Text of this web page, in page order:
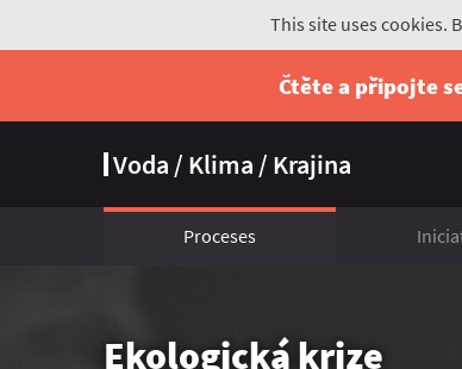
This site uses cookies.
Čtěte a připojte
Voda / Klima / Krajina
Proceses
Ekologická krize